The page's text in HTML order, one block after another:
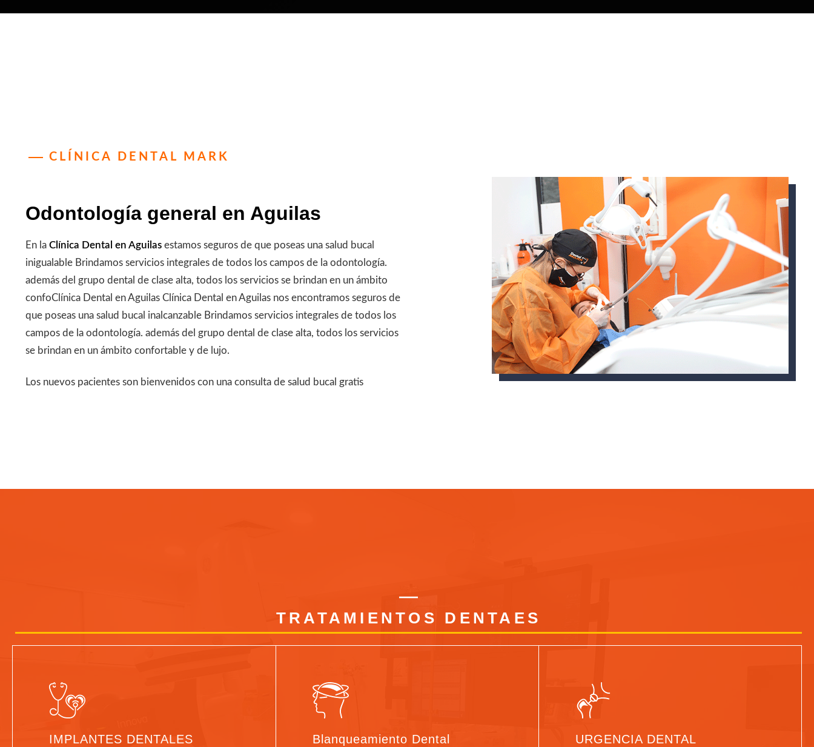
CLÍNICA DENTAL MARK
Odontología general en Aguilas
En la Clínica Dental en Aguilas estamos seguros de que poseas una salud bucal
inigualable Brindamos servicios integrales de todos los campos de la odontología.
además del grupo dental de clase alta, todos los servicios se brindan en un ámbito
confoClínica Dental en Aguilas Clínica Dental en Aguilas nos encontramos seguros de
que poseas una salud bucal inalcanzable Brindamos servicios integrales de todos los
campos de la odontología. además del grupo dental de clase alta, todos los servicios
se brindan en un ámbito confortable y de lujo.
Los nuevos pacientes son bienvenidos con una consulta de salud bucal gratis
TRATAMIENTOS DENTAES
IMPLANTES DENTALES Blanqueamiento Dental URGENCIA DENTAL